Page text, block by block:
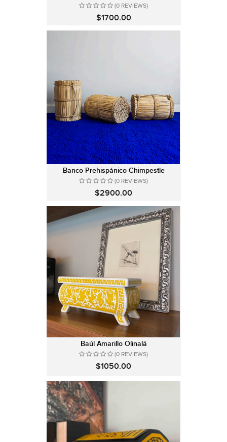
(0 REVIEWS)
$1700.00
Banco Prehispánico Chimpestle
(0 REVIEWS)
$2900.00
Baúl Amarillo Olinalá
(0 REVIEWS)
$1050.00